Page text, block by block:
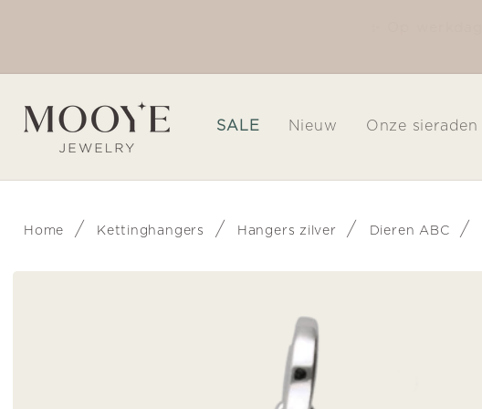
SALE Nieuw Onze sieraden
Home / Kettinghangers / Hangers zilver / Dieren ABC /